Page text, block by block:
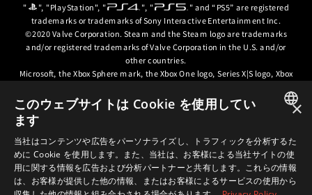
여 주십시오.
구매는 할 수 없습니다.
여 주십시오.
다. 단품 구매는 할 수 없습니다.
주십시오.
여 주십시오.
" ", "PlayStation", " ", " " and “PS5” are registered
trademarks or trademarks of Sony Interactive Entertainment Inc.
©2020 Valve Corporation. Steam and the Steam logo are trademarks
and/or registered trademarks of Valve Corporation in the U.S. and/or
other countries.
Microsoft, the Xbox Sphere mark, the Xbox One logo, Series X|S logo, Xbox
trademarks of the Microsoft group of companies.
© ARC SYSTEM WORKS / © 2024 CD PROJEKT S.A. All rights reserved. CD
PROJEKT, the CD PROJEKT logo, Cyberpunk, Cyberpunk 2077, the
Cyberpunk 2077 logo and Cyberpunk: Edgerunners are trademarks and/or
registered trademarks of CD PROJEKT S.A. in the US and/or other
countries.
ENGLISH
×
このウェブサイトは Cookie を使用してい
ます
当社はコンテンツや広告をパーソナライズし、トラフィックを分析するた
めに Cookie を使用します。また、当社は、お客様による当社サイトの使
用に関する情報を広告および分析パートナーと共有します。これらの情報
は、お客様が提供した他の情報、またはお客様によるサービスの使用から